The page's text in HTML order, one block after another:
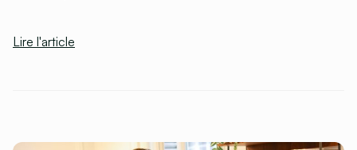
Lire l'article